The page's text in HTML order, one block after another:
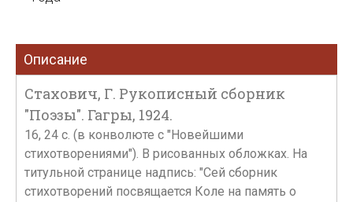
Описание
Стахович, Г. Рукописный сборник
"Поэзы". Гагры, 1924.
16, 24 с. (в конволюте с "Новейшими
стихотворениями"). В рисованных обложках. На
титульной странице надпись: "Сей сборник
стихотворений посвящается Коле на память о